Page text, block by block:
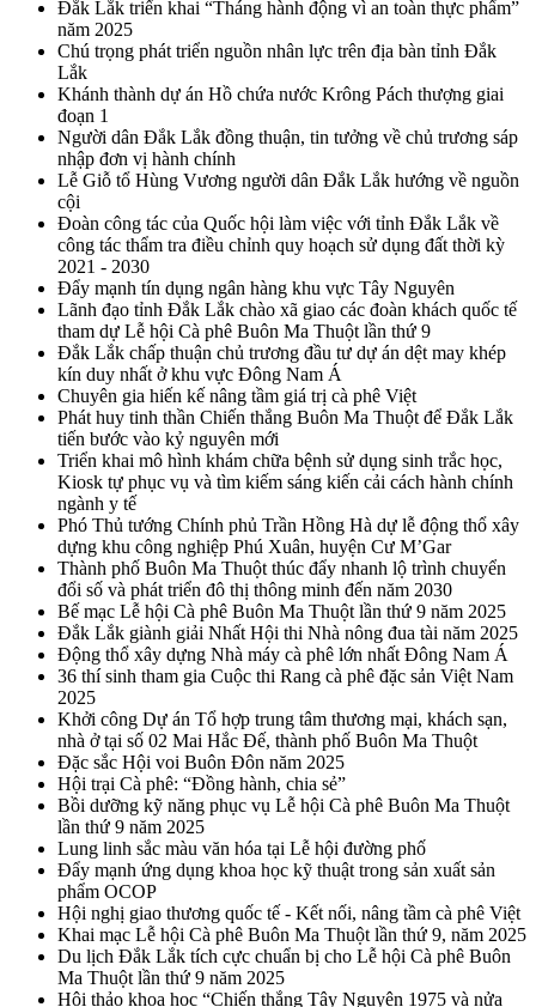
Đắk Lắk triển khai “Tháng hành động vì an toàn thực phẩm”
năm 2025
Chú trọng phát triển nguồn nhân lực trên địa bàn tỉnh Đắk
Lắk
Khánh thành dự án Hồ chứa nước Krông Pách thượng giai
đoạn 1
Người dân Đắk Lắk đồng thuận, tin tưởng về chủ trương sáp
nhập đơn vị hành chính
Lễ Giỗ tổ Hùng Vương người dân Đắk Lắk hướng về nguồn
cội
Đoàn công tác của Quốc hội làm việc với tỉnh Đắk Lắk về
công tác thẩm tra điều chỉnh quy hoạch sử dụng đất thời kỳ
2021 - 2030
Đẩy mạnh tín dụng ngân hàng khu vực Tây Nguyên
Lãnh đạo tỉnh Đắk Lắk chào xã giao các đoàn khách quốc tế
tham dự Lễ hội Cà phê Buôn Ma Thuột lần thứ 9
Đắk Lắk chấp thuận chủ trương đầu tư dự án dệt may khép
kín duy nhất ở khu vực Đông Nam Á
Chuyên gia hiến kế nâng tầm giá trị cà phê Việt
Phát huy tinh thần Chiến thắng Buôn Ma Thuột để Đắk Lắk
tiến bước vào kỷ nguyên mới
Triển khai mô hình khám chữa bệnh sử dụng sinh trắc học,
Kiosk tự phục vụ và tìm kiếm sáng kiến cải cách hành chính
ngành y tế
Phó Thủ tướng Chính phủ Trần Hồng Hà dự lễ động thổ xây
dựng khu công nghiệp Phú Xuân, huyện Cư M’Gar
Thành phố Buôn Ma Thuột thúc đẩy nhanh lộ trình chuyển
đổi số và phát triển đô thị thông minh đến năm 2030
Bế mạc Lễ hội Cà phê Buôn Ma Thuột lần thứ 9 năm 2025
Đắk Lắk giành giải Nhất Hội thi Nhà nông đua tài năm 2025
Động thổ xây dựng Nhà máy cà phê lớn nhất Đông Nam Á
36 thí sinh tham gia Cuộc thi Rang cà phê đặc sản Việt Nam
2025
Khởi công Dự án Tổ hợp trung tâm thương mại, khách sạn,
nhà ở tại số 02 Mai Hắc Đế, thành phố Buôn Ma Thuột
Đặc sắc Hội voi Buôn Đôn năm 2025
Hội trại Cà phê: “Đồng hành, chia sẻ”
Bồi dưỡng kỹ năng phục vụ Lễ hội Cà phê Buôn Ma Thuột
lần thứ 9 năm 2025
Lung linh sắc màu văn hóa tại Lễ hội đường phố
Đẩy mạnh ứng dụng khoa học kỹ thuật trong sản xuất sản
phẩm OCOP
Hội nghị giao thương quốc tế - Kết nối, nâng tầm cà phê Việt
Khai mạc Lễ hội Cà phê Buôn Ma Thuột lần thứ 9, năm 2025
Du lịch Đắk Lắk tích cực chuẩn bị cho Lễ hội Cà phê Buôn
Ma Thuột lần thứ 9 năm 2025
Hội thảo khoa học “Chiến thắng Tây Nguyên 1975 và nửa